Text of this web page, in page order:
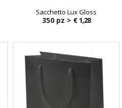
Sacchetto Lux Gloss
350 pz > € 1,28